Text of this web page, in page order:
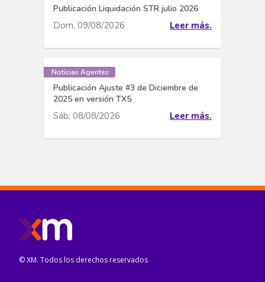
Publicación Liquidación STR julio 2026
Dom, 09/08/2026 Leer más.
Noticias Agentes
Publicación Ajuste #3 de Diciembre de
2025 en versión TX5
Sáb, 08/08/2026 Leer más.
© XM. Todos los derechos reservados